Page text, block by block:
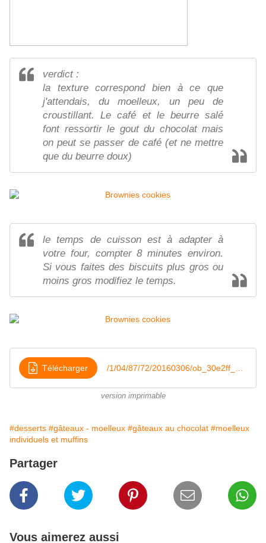
verdict :
la texture correspond bien à ce que
j'attendais, du moelleux, un peu de
croustillant. Le café et le beurre salé
font ressortir le gout du chocolat mais
on peut se passer de café (et ne mettre
que du beurre doux)
le temps de cuisson est à adapter à
votre four, compter 8 minutes environ.
Si vous faites des biscuits plus gros ou
moins gros modifiez le temps.
Télécharger
version imprimable
#desserts #gâteaux - moelleux #gâteaux au chocolat #moelleux
individuels et muffins
Partager
Vous aimerez aussi